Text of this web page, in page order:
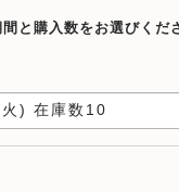
と購入数をお選びくだ